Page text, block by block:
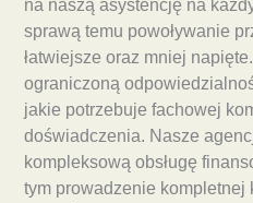
na naszą asystencję na
sprawą temu powoływanie
łatwiejsze oraz mniej
ograniczoną
jakie potrzebuje fachowej
doświadczenia. Nasze
kompleksową obsługę
tym prowadzenie kompletnej